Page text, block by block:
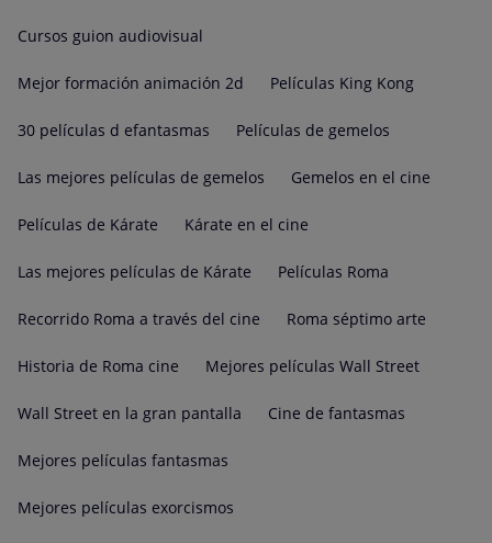
Cursos guion audiovisual
Mejor formación animación 2d Películas King Kong
30 películas d efantasmas Películas de gemelos
Las mejores películas de gemelos Gemelos en el cine
Películas de Kárate Kárate en el cine
Las mejores películas de Kárate Películas Roma
Recorrido Roma a través del cine Roma séptimo arte
Historia de Roma cine Mejores películas Wall Street
Wall Street en la gran pantalla Cine de fantasmas
Mejores películas fantasmas
Mejores películas exorcismos